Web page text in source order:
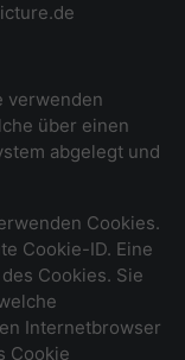
verwenden
über einen
abgelegt und
Cookies.
Cookie-ID. Eine
Cookies. Sie
Internetbrowser
Cookie